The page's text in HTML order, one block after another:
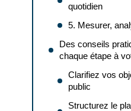
quotidien
5. Mesurer,
Des conseils
chaque étape à
Clarifiez vos
public
Structurez le